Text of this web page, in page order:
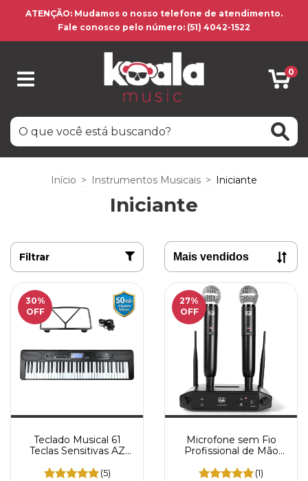
ATENÇÃO: Mudamos o nosso telefone de atendimento.
Fale conosco pelo número: (51) 4042-1522
0
Início > Instrumentos Musicais > Iniciante
Iniciante
Filtrar
30%
OFF
Teclado Musical 61
Teclas Sensitivas AZ
Preto com Bluetooth
(5)
27%
OFF
Microfone sem Fio
Profissional de Mão
VOCALE DUO
(1)